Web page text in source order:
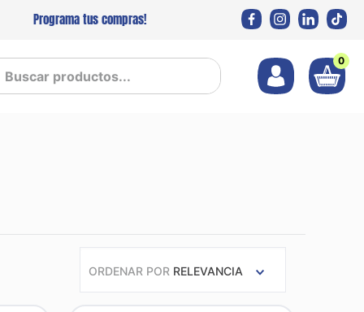
Programa tus compras!
productos... 0
ORDENAR POR RELEVANCIA